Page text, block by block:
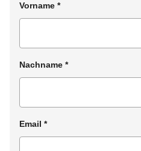
Vorname *
Nachname *
Email *